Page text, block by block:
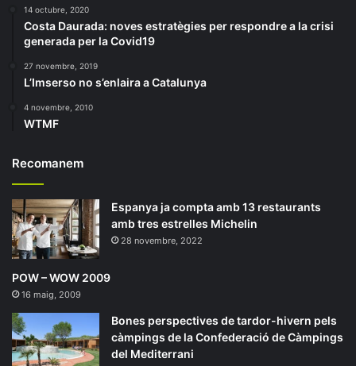
14 octubre, 2020
Costa Daurada: noves estratègies per respondre a la crisi
generada per la Covid19
27 novembre, 2019
L’Imserso no s’enlaira a Catalunya
4 novembre, 2010
WTMF
Recomanem
Espanya ja compta amb 13 restaurants
amb tres estrelles Michelin
28 novembre, 2022
POW – WOW 2009
16 maig, 2009
Bones perspectives de tardor-hivern pels
càmpings de la Confederació de Càmpings
del Mediterrani